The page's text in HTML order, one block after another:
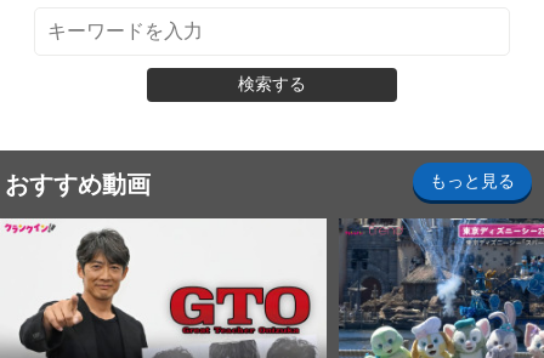
検索する
おすすめ動画 もっと見る